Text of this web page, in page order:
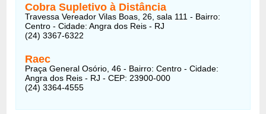
Cobra Supletivo à Distância
Travessa Vereador Vilas Boas, 26, sala 111 - Bairro:
Centro - Cidade: Angra dos Reis - RJ
(24) 3367-6322
Raec
Praça General Osório, 46 - Bairro: Centro - Cidade:
Angra dos Reis - RJ - CEP: 23900-000
(24) 3364-4555